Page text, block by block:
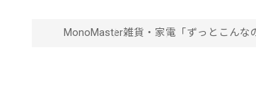
MonoMaster雑貨・家電 「ずっとこん